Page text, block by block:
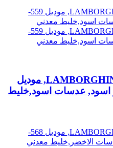
نظارة شمسية,ماركة LAMBORGHINI-Y20, موديل
اسود, عدسات اسود,خليط